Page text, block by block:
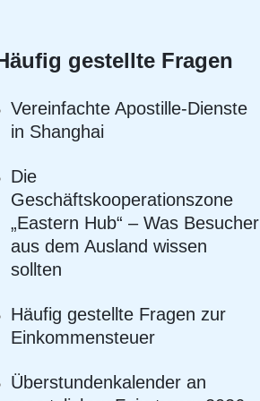
gestellte Fragen
Vereinfachte Apostille-Dienste
in Shanghai
Die
Geschäftskooperationszone
„Eastern Hub“ – Was Besucher
aus dem Ausland wissen
sollten
Häufig gestellte Fragen zur
Einkommensteuer
Überstundenkalender an